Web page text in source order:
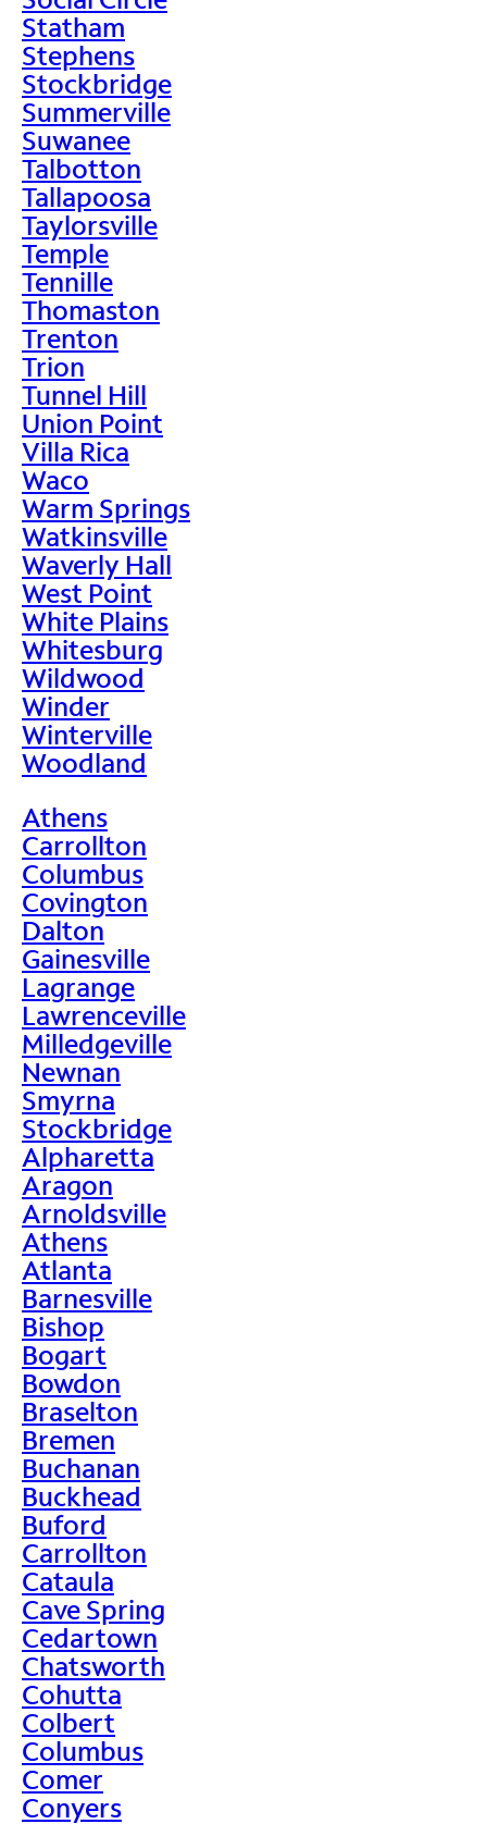
Statham
Stephens
Stockbridge
Summerville
Suwanee
Talbotton
Tallapoosa
Taylorsville
Temple
Tennille
Thomaston
Trenton
Trion
Tunnel Hill
Union Point
Villa Rica
Waco
Warm Springs
Watkinsville
Waverly Hall
West Point
White Plains
Whitesburg
Wildwood
Winder
Winterville
Woodland
Athens
Carrollton
Columbus
Covington
Dalton
Gainesville
Lagrange
Lawrenceville
Milledgeville
Newnan
Smyrna
Stockbridge
Alpharetta
Aragon
Arnoldsville
Athens
Atlanta
Barnesville
Bishop
Bogart
Bowdon
Braselton
Bremen
Buchanan
Buckhead
Buford
Carrollton
Cataula
Cave Spring
Cedartown
Chatsworth
Cohutta
Colbert
Columbus
Comer
Conyers